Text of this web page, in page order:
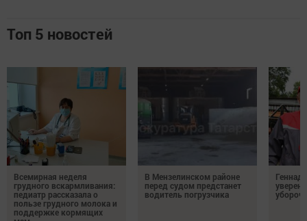
Топ 5 новостей
Всемирная неделя
грудного вскармливания:
педиатр рассказала о
пользе грудного молока и
поддержке кормящих
В Мензелинском районе
перед судом предстанет
водитель погрузчика